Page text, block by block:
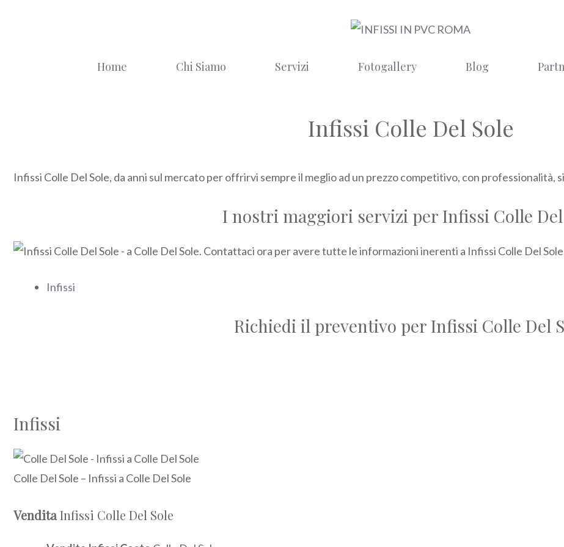
Home Chi Siamo Servizi Fotogallery Blog
Infissi Colle Del Sole
Infissi Colle Del Sole, da anni sul mercato per offrirvi sempre il meglio ad un prezzo competitivo, con professionalità,
I nostri maggiori servizi per Infissi Colle Del
Infissi
Richiedi il preventivo per Infissi Colle Del
Infissi
Colle Del Sole – Infissi a Colle Del Sole
VenditaInfissi Colle Del Sole